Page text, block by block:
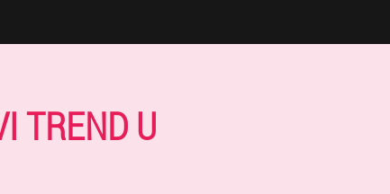
TREND U